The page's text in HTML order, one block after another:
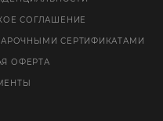
СОГЛАШЕНИЕ
СЕРТИФИКАТАМИ
ОФЕРТА